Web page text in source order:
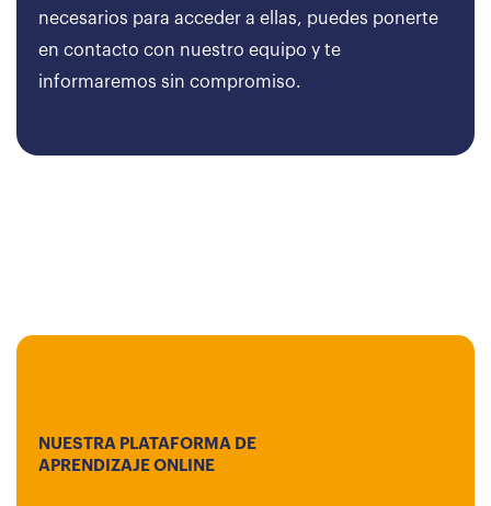
necesarios para acceder a ellas, puedes ponerte
en contacto con nuestro equipo y te
informaremos sin compromiso.
NUESTRA PLATAFORMA DE
APRENDIZAJE ONLINE